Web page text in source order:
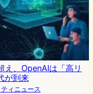
、OpenAIは「高リ
が到来
ィニュース